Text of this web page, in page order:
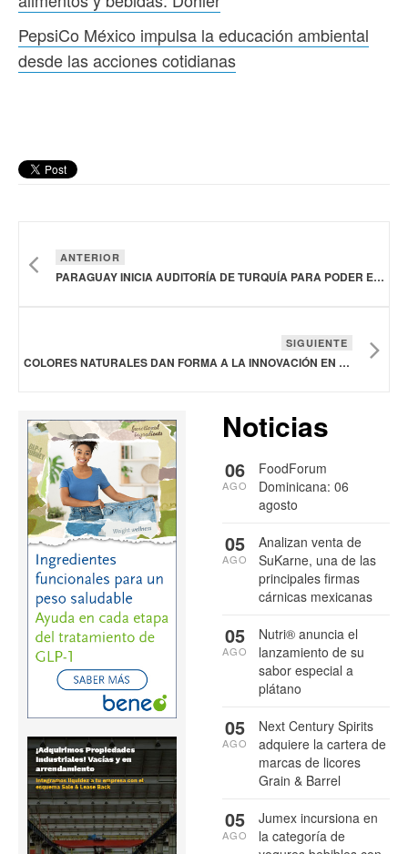
PepsiCo México impulsa la educación ambiental
desde las acciones cotidianas
ANTERIOR
PARAGUAY INICIA AUDITORÍA DE TURQUÍA PARA PODER EXPORTAR DE CARNE Y GANADO VACUNO
SIGUIENTE
COLORES NATURALES DAN FORMA A LA INNOVACIÓN EN ALIMENTOS Y BEBIDAS: DÖHLER
Noticias
FoodForum
Dominicana: 06
agosto
06
AGO
Analizan venta de
SuKarne, una de las
principales firmas
cárnicas mexicanas
05
AGO
Nutri® anuncia el
lanzamiento de su
sabor especial a
plátano
05
AGO
Next Century Spirits
adquiere la cartera de
marcas de licores
Grain & Barrel
05
AGO
Jumex incursiona en
la categoría de
05
AGO